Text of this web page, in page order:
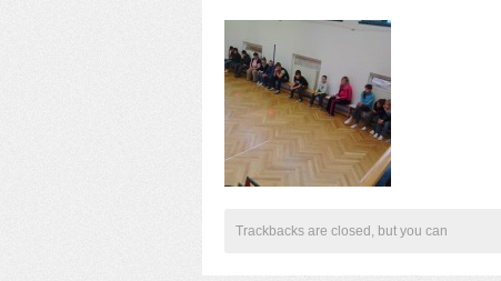
Trackbacks are closed, but you can